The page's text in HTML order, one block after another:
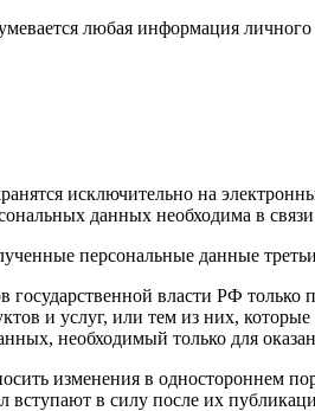
любая информация личного
исключительно на
данных необходима в
персональные данные
власти РФ
и услуг, или тем из них,
необходимый только для
изменения в одностороннем
вступают в силу после их